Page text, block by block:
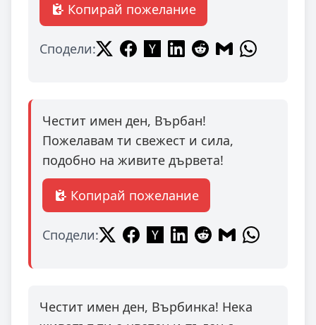
Копирай пожелание
Сподели:
Честит имен ден, Върбан!
Пожелавам ти свежест и сила,
подобно на живите дървета!
Копирай пожелание
Сподели:
Честит имен ден, Върбинка! Нека